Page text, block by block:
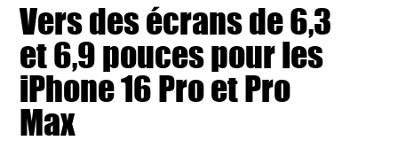
Vers des écrans de 6,3
et 6,9 pouces pour les
iPhone 16 Pro et Pro
Max